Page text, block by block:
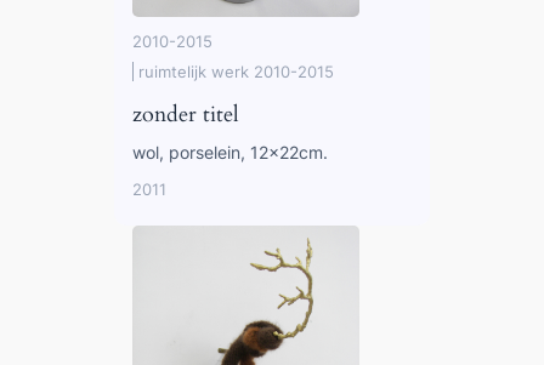
2010-2015
ruimtelijk werk 2010-2015
zonder titel
wol, porselein, 12x22cm.
2011